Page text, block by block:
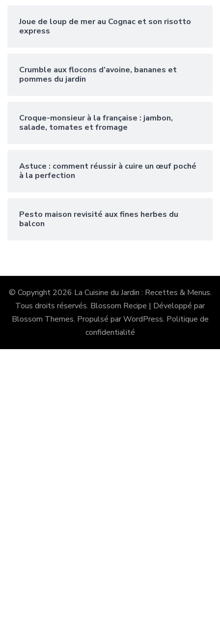
Joue de loup de mer au Cognac et son risotto
express
Crumble aux flocons d’avoine, bananes et
pommes du jardin
Croque-monsieur à la française : jambon,
salade, tomates et fromage
Astuce : comment réussir à cuire un œuf poché
à la perfection
Pesto maison revisité aux fines herbes du
balcon
© Copyright 2026 La Cuisine du Jardin : Recettes & Menus.
Tous droits réservés. Blossom Recipe | Développé par
Blossom Themes. Propulsé parWordPress. Politique de
confidentialité